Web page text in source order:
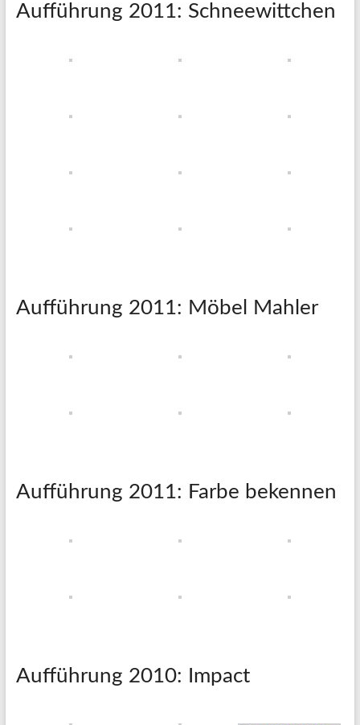
Aufführung 2011: Schneewittchen
Aufführung 2011: Möbel Mahler
Aufführung 2011: Farbe bekennen
Aufführung 2010: Impact